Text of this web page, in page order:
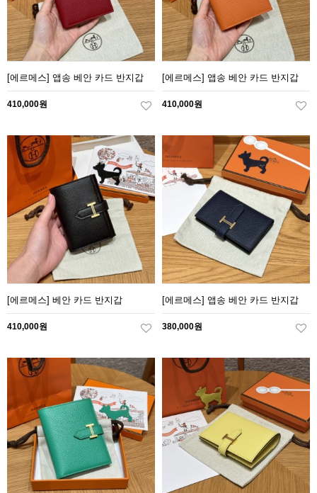
[에르메스] 앱송 베안 카드 반지갑
410,000원
[에르메스] 앱송 베안 카드 반지갑
410,000원
[에르메스] 베안 카드 반지갑
410,000원
[에르메스] 앱송 베안 카드 반지갑
380,000원